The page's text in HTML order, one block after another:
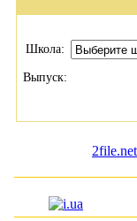
Школа:
Выпуск:
2file.net